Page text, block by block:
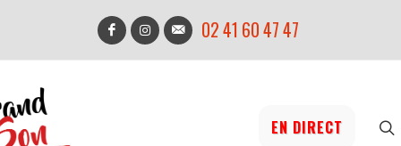
02 41 60 47 47
EN DIRECT